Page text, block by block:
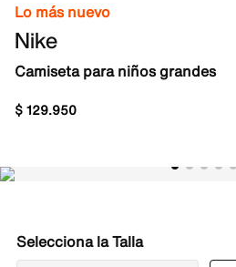
Lo más nuevo
Nike
Camiseta para niños grandes
$129.950
Talla